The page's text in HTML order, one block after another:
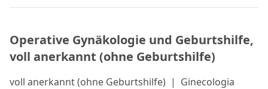
Operative Gynäkologie und Geburtshilfe,
voll anerkannt (ohne Geburtshilfe)
voll anerkannt (ohne Geburtshilfe) | Ginecologia